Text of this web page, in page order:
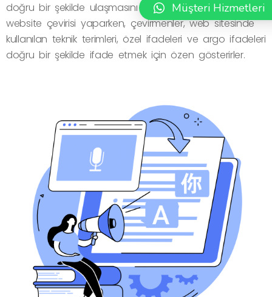
doğru bir şekilde ulaşmasını garanti eder. Yeminli
website çevirisi yaparken, çevirmenler, web sitesinde
kullanılan teknik terimleri, özel ifadeleri ve argo ifadeleri
doğru bir şekilde ifade etmek için özen gösterirler.
Müşteri Hizmetleri